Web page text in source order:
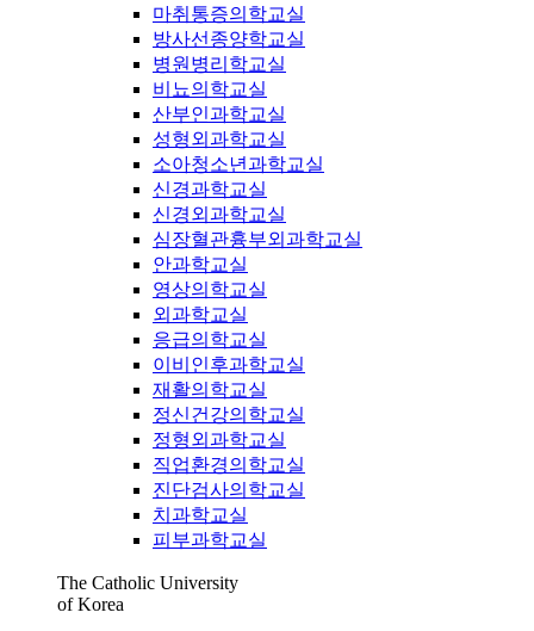
마취통증의학교실
방사선종양학교실
병원병리학교실
비뇨의학교실
산부인과학교실
성형외과학교실
소아청소년과학교실
신경과학교실
신경외과학교실
심장혈관흉부외과학교실
안과학교실
영상의학교실
외과학교실
응급의학교실
이비인후과학교실
재활의학교실
정신건강의학교실
정형외과학교실
직업환경의학교실
진단검사의학교실
치과학교실
피부과학교실
The Catholic University
of Korea